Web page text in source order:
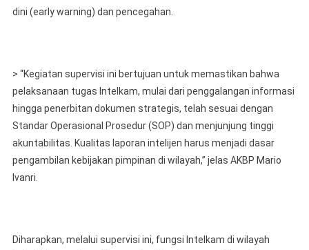
dini (early warning) dan pencegahan.
> “Kegiatan supervisi ini bertujuan untuk memastikan bahwa
pelaksanaan tugas Intelkam, mulai dari penggalangan informasi
hingga penerbitan dokumen strategis, telah sesuai dengan
Standar Operasional Prosedur (SOP) dan menjunjung tinggi
akuntabilitas. Kualitas laporan intelijen harus menjadi dasar
pengambilan kebijakan pimpinan di wilayah,” jelas AKBP Mario
Ivanri.
Diharapkan, melalui supervisi ini, fungsi Intelkam di wilayah